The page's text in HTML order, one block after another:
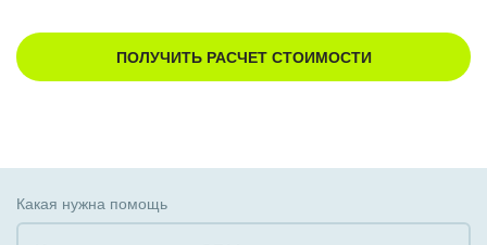
ПОЛУЧИТЬ РАСЧЕТ СТОИМОСТИ
Какая нужна помощь